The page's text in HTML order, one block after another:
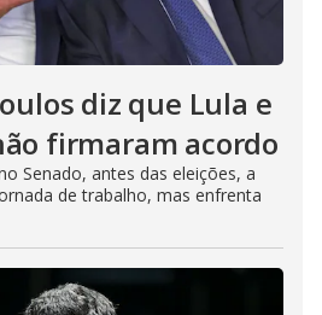
diz que Lula e
firmaram acordo
Senado, antes das eleições, a
de trabalho, mas enfrenta